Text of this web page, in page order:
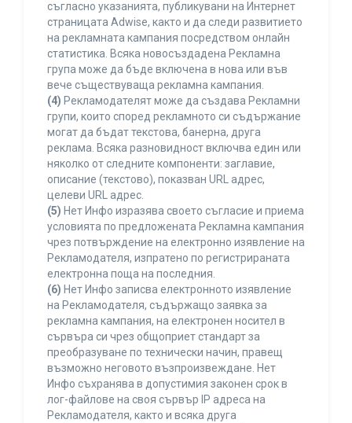
съгласно указанията, публикувани на Интернет
страницата Adwise, както и да следи развитието
на рекламната кампания посредством онлайн
статистика. Всяка новосъздадена Рекламна
група може да бъде включена в нова или във
вече съществуваща рекламна кампания.
(4) Рекламодателят може да създава Рекламни
групи, които според рекламното си съдържание
могат да бъдат текстова, банерна, друга
реклама. Всяка разновидност включва един или
няколко от следните компоненти: заглавие,
описание (текстово), показван URL адрес,
целеви URL адрес.
(5) Нет Инфо изразява своето съгласие и приема
условията по предложената Рекламна кампания
чрез потвърждение на електронно изявление на
Рекламодателя, изпратено по регистрираната
електронна поща на последния.
(6) Нет Инфо записва електронното изявление
на Рекламодателя, съдържащо заявка за
рекламна кампания, на електронен носител в
сървъра си чрез общоприет стандарт за
преобразуване по технически начин, правещ
възможно неговото възпроизвеждане. Нет
Инфо съхранява в допустимия законен срок в
лог-файлове на своя сървър IP адреса на
Рекламодателя, както и всяка друга